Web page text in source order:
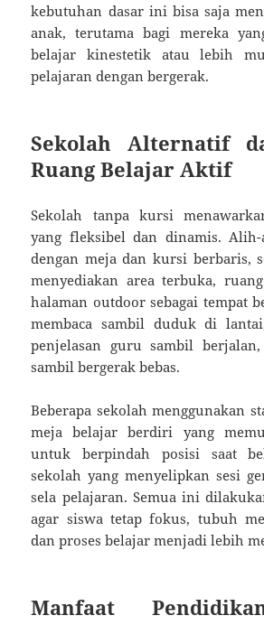
kebutuhan dasar ini bisa saja
anak, terutama bagi mereka
belajar kinestetik atau lebih
pelajaran dengan bergerak.
Sekolah Alternatif
Ruang Belajar Aktif
Sekolah tanpa kursi
yang fleksibel dan dinamis.
dengan meja dan kursi berbaris,
menyediakan area terbuka,
halaman outdoor sebagai tempat
membaca sambil duduk di
penjelasan guru sambil
sambil bergerak bebas.
Beberapa sekolah menggunakan
meja belajar berdiri yang
untuk berpindah posisi saat
sekolah yang menyelipkan sesi
sela pelajaran. Semua ini
agar siswa tetap fokus, tubuh
dan proses belajar menjadi lebih
Manfaat